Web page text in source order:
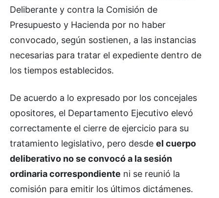
Deliberante y contra la Comisión de
Presupuesto y Hacienda por no haber
convocado, según sostienen, a las instancias
necesarias para tratar el expediente dentro de
los tiempos establecidos.
De acuerdo a lo expresado por los concejales
opositores, el Departamento Ejecutivo elevó
correctamente el cierre de ejercicio para su
tratamiento legislativo, pero desde el cuerpo
deliberativo no se convocó a la sesión
ordinaria correspondiente ni se reunió la
comisión para emitir los últimos dictámenes.